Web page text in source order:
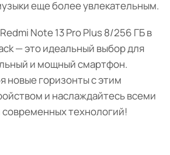
еще более увлекательным.
Note 13 Pro Plus 8/256 ГБ в
— это идеальный выбор для
и мощный смартфон.
новые горизонты с этим
и наслаждайтесь всеми
технологий!